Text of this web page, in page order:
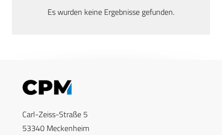
Es wurden keine Ergebnisse gefunden.
Carl-Zeiss-Straße 5
53340 Meckenheim